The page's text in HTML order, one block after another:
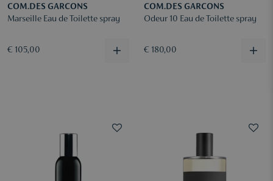
COM.DES GARCONS
Marseille Eau de Toilette spray
€ 105,00
COM.DES GARCONS
Odeur 10 Eau de Toilette spray
€ 180,00